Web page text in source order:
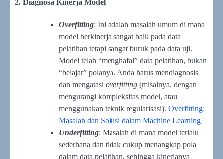
2. Diagnosa Kinerja Model
Overfitting: Ini adalah masalah umum di mana
model berkinerja sangat baik pada data
pelatihan tetapi sangat buruk pada data uji.
Model telah “menghafal” data pelatihan, bukan
“belajar” polanya. Anda harus mendiagnosis
dan mengatasi overfitting (misalnya, dengan
mengurangi kompleksitas model, atau
menggunakan teknik regularisasi). Overfitting:
Masalah dan Solusi dalam Machine Learning
Underfitting: Masalah di mana model terlalu
sederhana dan tidak cukup menangkap pola
dalam data pelatihan, sehingga kinerjanya